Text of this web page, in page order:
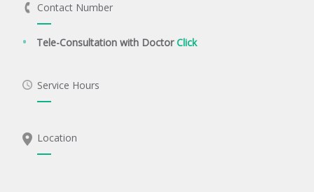
Contact Number
Tele-Consultation with DoctorClick
Service Hours
Location